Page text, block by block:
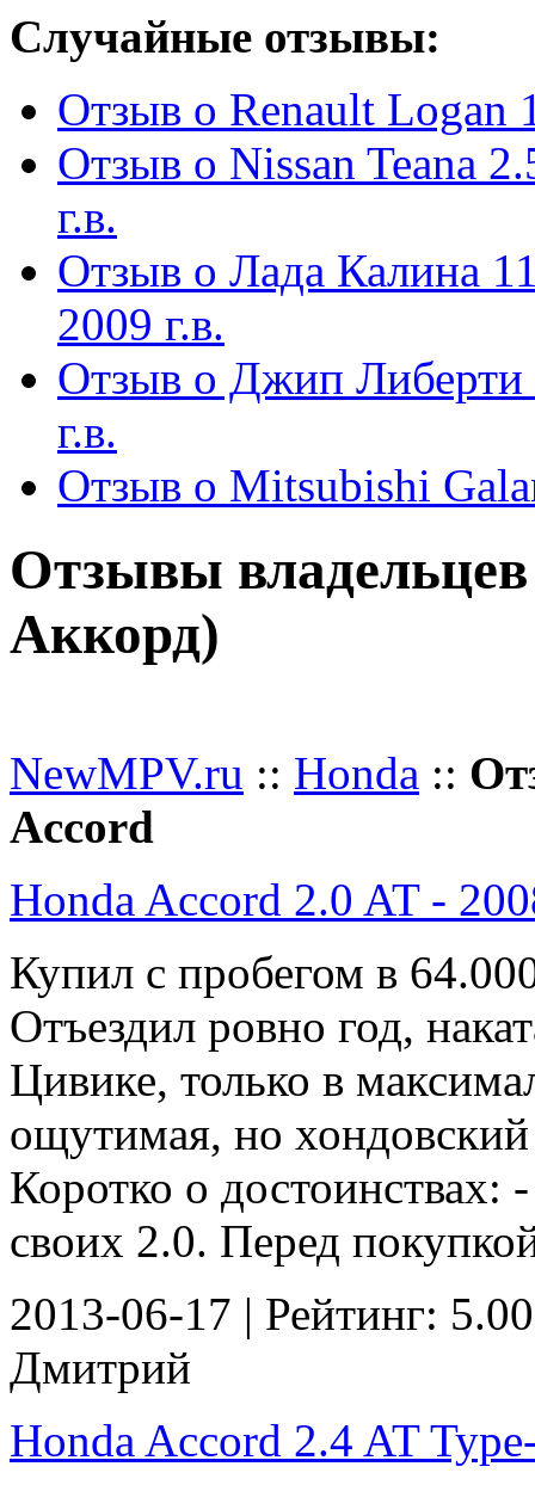
Случайные отзывы:
Отзыв о Renault Logan
Отзыв о Nissan Teana
г.в.
Отзыв о Лада Калина
2009 г.в.
Отзыв о Джип
г.в.
Отзыв о Mitsubishi
Отзывы
Аккорд)
NewMPV.ru :: Honda ::
Accord
Honda Accord 2.0 AT -
Купил с пробегом в
Отъездил ровно год,
Цивике, только в
ощутимая, но
Коротко о
своих 2.0. Перед
2013-06-17 | Рейтинг:
Дмитрий
Honda Accord 2.4 AT